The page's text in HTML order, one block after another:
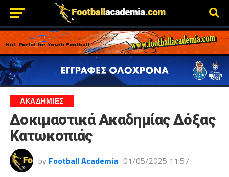
ΑΚΑΔΗΜΙΕΣ
Δοκιμαστικά Ακαδημίας Δόξας
Κατωκοπιάς
by Football Academia 01/05/2025 11:57